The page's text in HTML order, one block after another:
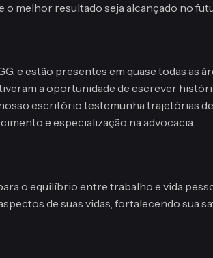
melhor resultado seja alcançado no
e estão presentes em quase todas as
a oportunidade de escrever
escritório testemunha trajetórias
e especialização na advocacia.
o equilíbrio entre trabalho e vida
de suas vidas, fortalecendo sua